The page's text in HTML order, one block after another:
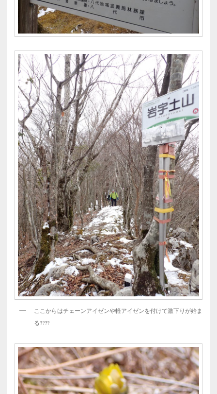
ここからはチェーンアイゼンや軽アイゼンを付けて激下りが始ま
る????